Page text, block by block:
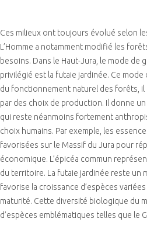
Ces milieux ont toujours évolué selon
L’Homme a notamment modifié les
besoins. Dans le Haut-Jura, le mode de
privilégié est la futaie jardinée. Ce
du fonctionnement naturel des forêts, il
par des choix de production. Il donne
qui reste néanmoins fortement
choix humains. Par exemple, les
favorisées sur le Massif du Jura pour
économique. L’épicéa commun
du territoire. La futaie jardinée reste un
favorise la croissance d’espèces
maturité. Cette diversité biologique du
d’espèces emblématiques telles que le